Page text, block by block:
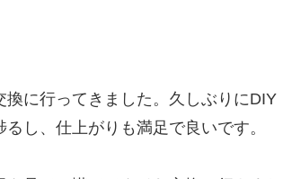
に行ってきました。久しぶりにDIY
し、仕上がりも満足で良いです。